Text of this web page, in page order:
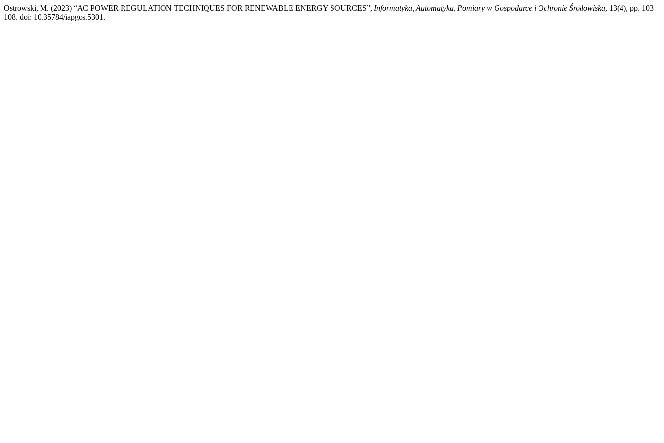
Ostrowski, M. (2023) “AC POWER REGULATION TECHNIQUES FOR RENEWABLE ENERGY SOURCES”, Informatyka, Automatyka, Pomiary w Gospodarce i Ochronie Środowiska, 13(4), pp. 103–
108. doi: 10.35784/iapgos.5301.